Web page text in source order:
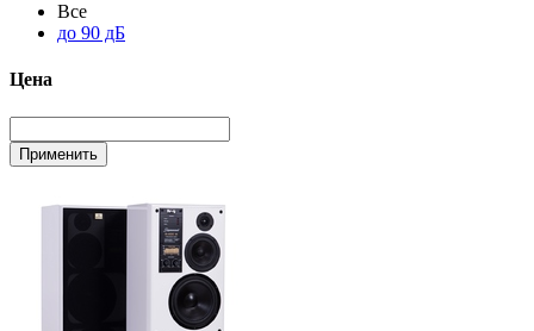
Все
до 90 дБ
Цена